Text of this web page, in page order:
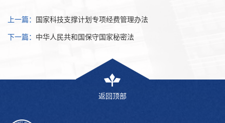
上一篇： 国家科技支撑计划专项经费管理办法
下一篇： 中华人民共和国保守国家秘密法
返回顶部